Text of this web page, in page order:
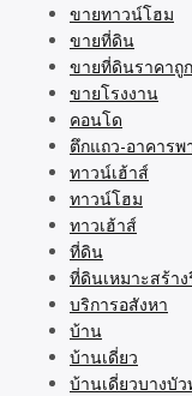
ขายทาวน์โฮม
ขายที่ดิน
ขายที่ดินราคาถูก
ขายโรงงาน
คอนโด
ตึกแถว-อาคาร
ทาวน์เฮ้าส์
ทาวน์โฮม
ทาวเฮ้าส์
ที่ดิน
ที่ดินเหมาะสร้า
บริการอสังหา
บ้าน
บ้านเดี่ยว
บ้านเดี่ยวบางบัว